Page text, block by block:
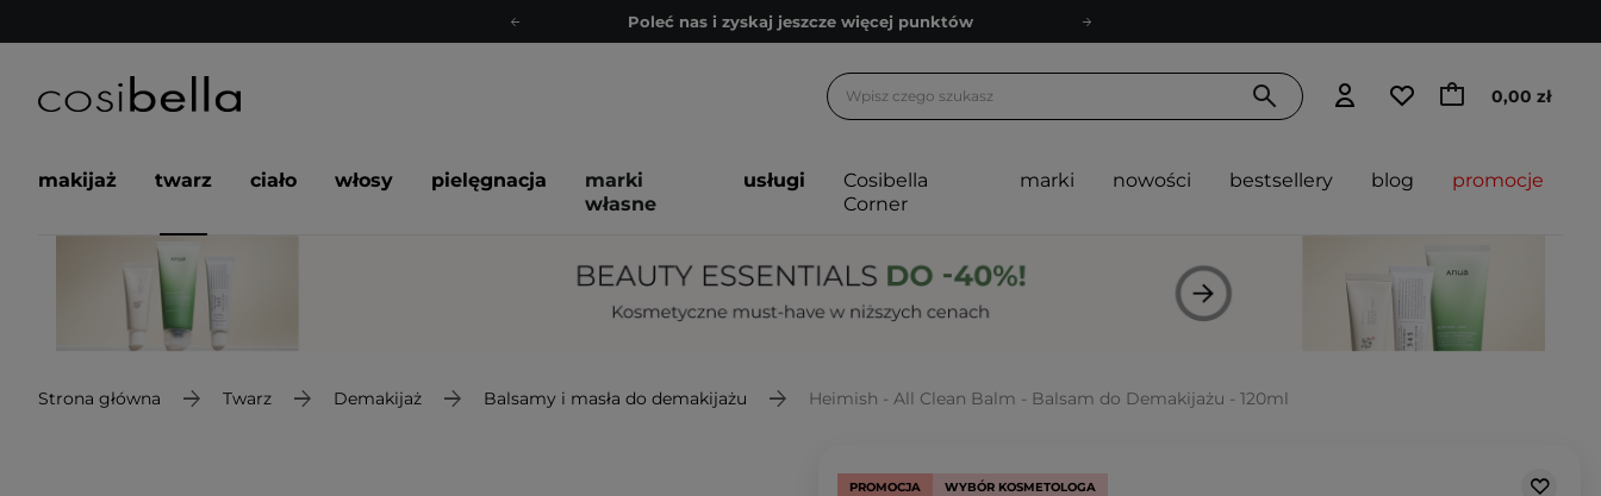
Poleć nas i zyskaj jeszcze więcej punktów
Bezpłatne konsultacje kosmetologiczne
Poleć nas i zyskaj jeszcze więcej punktów
0,00 zł
makijaż twarz ciało włosy pielęgnacja
marki
własne
usługi
Cosibella
Corner
marki nowości bestsellery blog promocje
Strona główna Twarz Demakijaż Balsamy i masła do demakijażu Heimish - All Clean Balm - Balsam do Demakijażu - 120ml
PROMOCJA WYBÓR KOSMETOLOGA